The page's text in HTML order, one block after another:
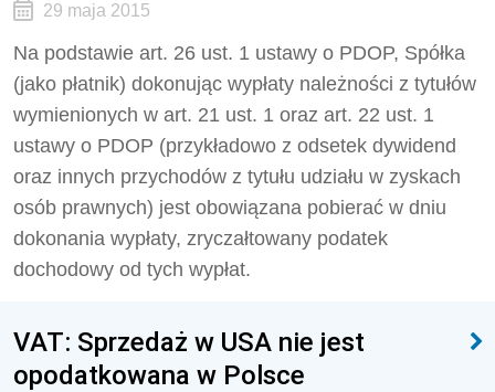
29 maja 2015
Na podstawie art. 26 ust. 1 ustawy o PDOP, Spółka
(jako płatnik) dokonując wypłaty należności z tytułów
wymienionych w art. 21 ust. 1 oraz art. 22 ust. 1
ustawy o PDOP (przykładowo z odsetek dywidend
oraz innych przychodów z tytułu udziału w zyskach
osób prawnych) jest obowiązana pobierać w dniu
dokonania wypłaty, zryczałtowany podatek
dochodowy od tych wypłat.
VAT: Sprzedaż w USA nie jest
opodatkowana w Polsce